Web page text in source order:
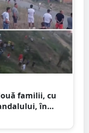
familii, cu
în
fața locului